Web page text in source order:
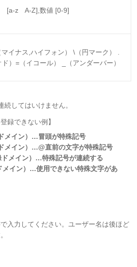
[a-z A-Z],数値 [0-9]
イナス,ハイフォン） \（円マーク） .
ド）=（イコール） _（アンダーバー）
続してはいけません。
録できない例】
メイン）…冒頭が特殊記号
メイン）…@直前の文字が特殊記号
メイン）…特殊記号が連続する
イン）…使用できない特殊文字があ
入力してください。ユーザー名は後ほど